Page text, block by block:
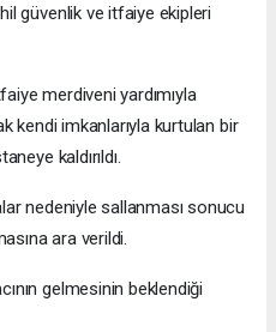
güvenlik ve itfaiye ekipleri
merdiveni yardımıyla
kendi imkanlarıyla kurtulan bir
kaldırıldı.
nedeniyle sallanması sonucu
ara verildi.
gelmesinin beklendiği